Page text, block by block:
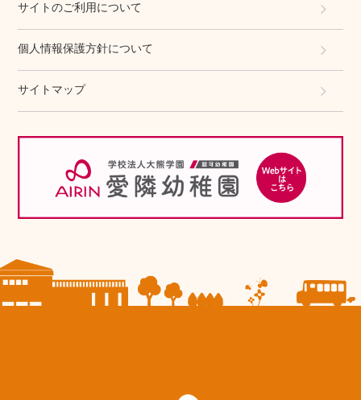
サイトのご利用について
個人情報保護方針について
サイトマップ